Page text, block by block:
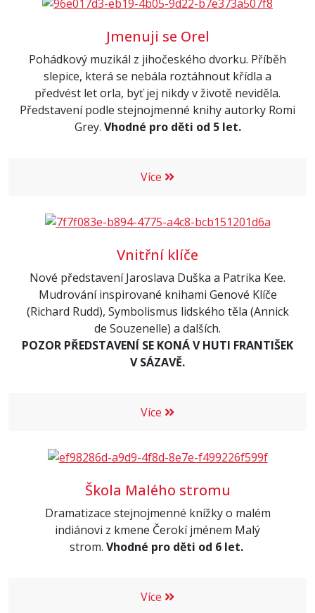
Jmenuji se Orel
Pohádkový muzikál z jihočeského dvorku. Příběh
slepice, která se nebála roztáhnout křídla a
předvést let orla, byť jej nikdy v životě neviděla.
Představení podle stejnojmenné knihy autorky Romi
Grey. Vhodné pro děti od 5 let.
Více
Vnitřní klíče
Nové představení Jaroslava Duška a Patrika Kee.
Mudrování inspirované knihami Genové Klíče
(Richard Rudd), Symbolismus lidského těla (Annick
de Souzenelle) a dalších.
POZOR PŘEDSTAVENÍ SE KONÁ V HUTI FRANTIŠEK
V SÁZAVĚ.
Více
Škola Malého stromu
Dramatizace stejnojmenné knížky o malém
indiánovi z kmene Čerokí jménem Malý
strom. Vhodné pro děti od 6 let.
Více